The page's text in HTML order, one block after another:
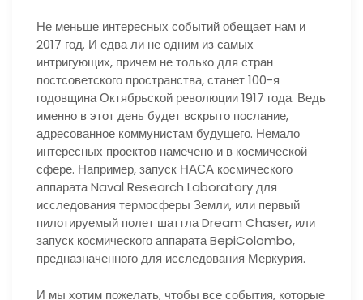
Не меньше интересных событий обещает нам и
2017 год. И едва ли не одним из самых
интригующих, причем не только для стран
постсоветского пространства, станет 100-я
годовщина Октябрьской революции 1917 года. Ведь
именно в этот день будет вскрыто послание,
адресованное коммунистам будущего. Немало
интересных проектов намечено и в космической
сфере. Например, запуск НАСА космического
аппарата Naval Research Laboratory для
исследования термосферы Земли, или первый
пилотируемый полет шаттла Dream Chaser, или
запуск космического аппарата BepiColombo,
предназначенного для исследования Меркурия.
И мы хотим пожелать, чтобы все события, которые